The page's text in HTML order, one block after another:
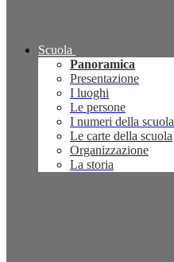
Scuola
Panoramica
Presentazione
I luoghi
Le persone
I numeri della scuola
Le carte della scuola
Organizzazione
La storia